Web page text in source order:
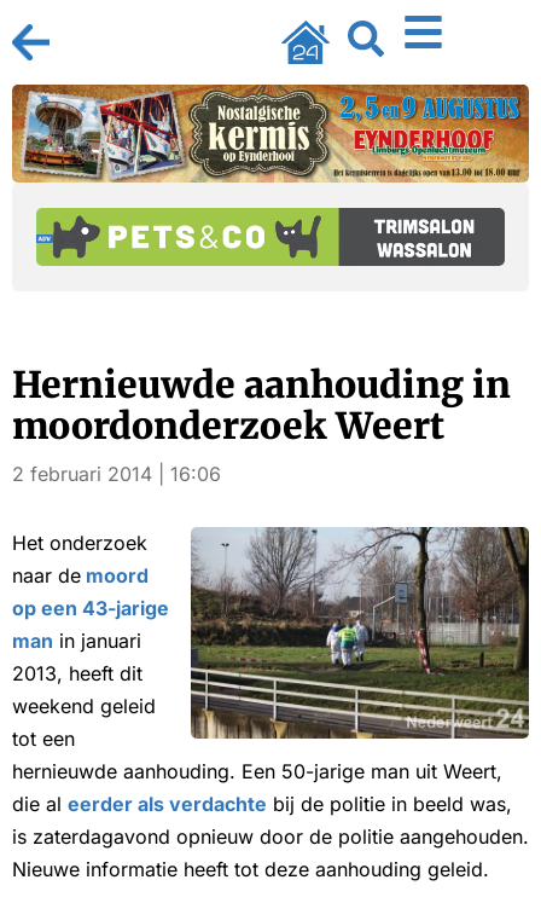
Hernieuwde aanhouding in
moordonderzoek Weert
2 februari 2014 | 16:06
Het onderzoek
naar de moord
op een 43-jarige
man in januari
2013, heeft dit
weekend geleid
tot een
hernieuwde aanhouding. Een 50-jarige man uit Weert,
die al eerder als verdachte bij de politie in beeld was,
is zaterdagavond opnieuw door de politie aangehouden.
Nieuwe informatie heeft tot deze aanhouding geleid.